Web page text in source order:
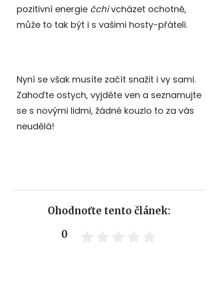
pozitivní energie čchivcházet ochotně,
může to tak být i s vašimi hosty-přáteli.
Nyní se však musíte začít snažit i vy sami.
Zahoďte ostych, vyjděte ven a seznamujte
se s novými lidmi, žádné kouzlo to za vás
neudělá!
Ohodnoťte tento článek:
0